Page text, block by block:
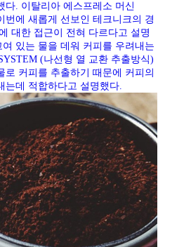
다. 이탈리아 에스프레소 머신
에 새롭게 선보인 테크니크의 경
대한 접근이 전혀 다르다고 설명
있는 물을 데워 커피를 우려내는
(나선형 열 교환 추출방식)
로 커피를 추출하기 때문에 커피의
는데 적합하다고 설명했다.